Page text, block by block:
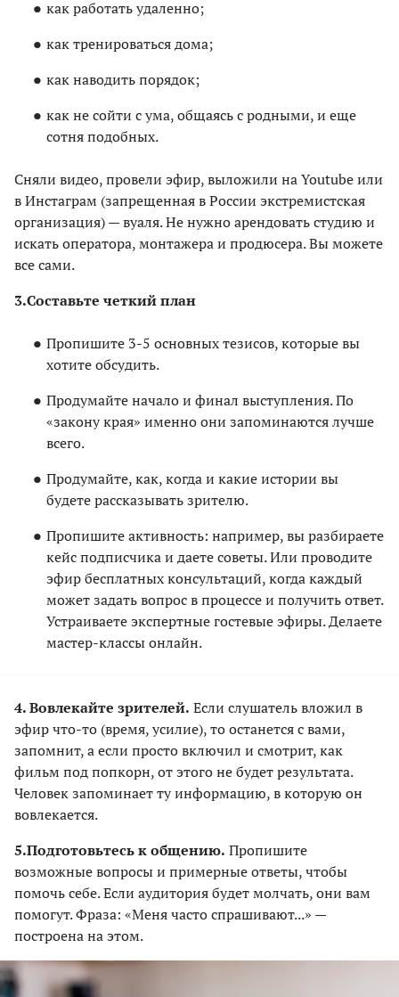
как работать удаленно;
как тренироваться дома;
как наводить порядок;
как не сойти с ума, общаясь с родными, и еще
сотня подобных.
Сняли видео, провели эфир, выложили на Youtube или
в Инстаграм (запрещенная в России экстремистская
организация) — вуаля. Не нужно арендовать студию и
искать оператора, монтажера и продюсера. Вы можете
все сами.
3.Составьте четкий план
Пропишите 3-5 основных тезисов, которые вы
хотите обсудить.
Продумайте начало и финал выступления. По
«закону края» именно они запоминаются лучше
всего.
Продумайте, как, когда и какие истории вы
будете рассказывать зрителю.
Пропишите активность: например, вы разбираете
кейс подписчика и даете советы. Или проводите
эфир бесплатных консультаций, когда каждый
может задать вопрос в процессе и получить ответ.
Устраиваете экспертные гостевые эфиры. Делаете
мастер-классы онлайн.
4. Вовлекайте зрителей. Если слушатель вложил в
эфир что-то (время, усилие), то останется с вами,
запомнит, а если просто включил и смотрит, как
фильм под попкорн, от этого не будет результата.
Человек запоминает ту информацию, в которую он
вовлекается.
5.Подготовьтесь к общению. Пропишите
возможные вопросы и примерные ответы, чтобы
помочь себе. Если аудитория будет молчать, они вам
помогут. Фраза: «Меня часто спрашивают...» —
построена на этом.